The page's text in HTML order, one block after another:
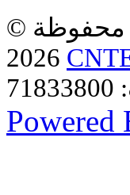
محفوظة ©
Powered